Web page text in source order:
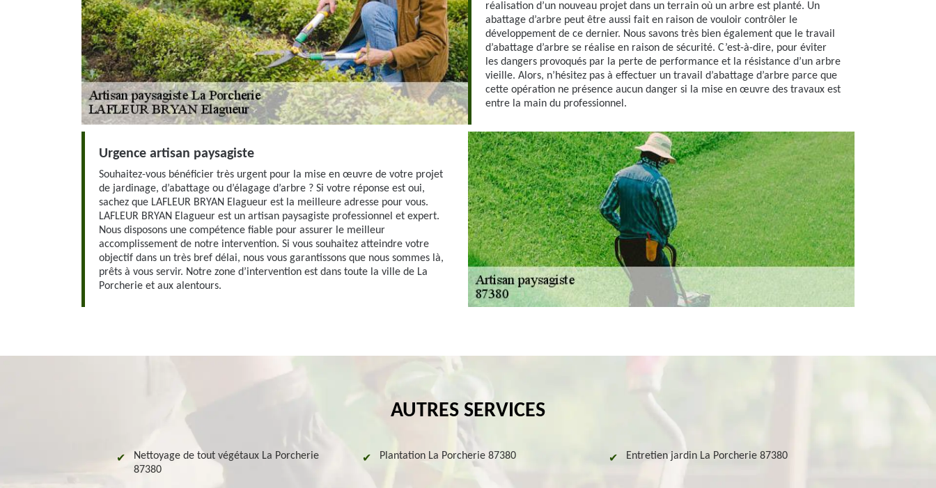
réalisation d’un nouveau projet dans un terrain où un arbre est planté. Un
abattage d’arbre peut être aussi fait en raison de vouloir contrôler le
développement de ce dernier. Nous savons très bien également que le travail
d’abattage d’arbre se réalise en raison de sécurité. C’est-à-dire, pour éviter
les dangers provoqués par la perte de performance et la résistance d’un arbre
vieille. Alors, n’hésitez pas à effectuer un travail d’abattage d’arbre parce que
cette opération ne présence aucun danger si la mise en œuvre des travaux est
entre la main du professionnel.
Urgence artisan paysagiste
Souhaitez-vous bénéficier très urgent pour la mise en œuvre de votre projet
de jardinage, d’abattage ou d’élagage d’arbre ? Si votre réponse est oui,
sachez que LAFLEUR BRYAN Elagueur est la meilleure adresse pour vous.
LAFLEUR BRYAN Elagueur est un artisan paysagiste professionnel et expert.
Nous disposons une compétence fiable pour assurer le meilleur
accomplissement de notre intervention. Si vous souhaitez atteindre votre
objectif dans un très bref délai, nous vous garantissons que nous sommes là,
prêts à vous servir. Notre zone d’intervention est dans toute la ville de La
Porcherie et aux alentours.
AUTRES SERVICES
Nettoyage de tout végétaux La Porcherie
87380
Plantation La Porcherie 87380 Entretien jardin La Porcherie 87380